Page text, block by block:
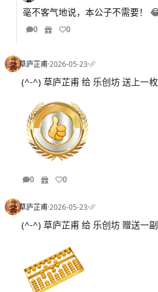
毫不客气地说，本公子不需要！
0 0
草庐芷甫·2026-05-23·
(^-^) 草庐芷甫 给 乐创坊 送上一枚
0 0
草庐芷甫·2026-05-23·
(^-^) 草庐芷甫 给 乐创坊 赠送一副